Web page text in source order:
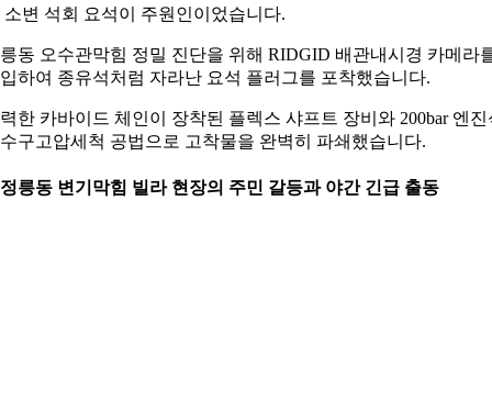
소변 석회 요석이 주원인이었습니다.
동 오수관막힘 정밀 진단을 위해 RIDGID 배관내시경 카메라
하여 종유석처럼 자라난 요석 플러그를 포착했습니다.
한 카바이드 체인이 장착된 플렉스 샤프트 장비와 200bar 엔진
구고압세척 공법으로 고착물을 완벽히 파쇄했습니다.
릉동 변기막힘 빌라 현장의 주민 갈등과 야간 긴급 출동